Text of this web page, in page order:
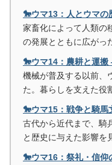
🐎ウマ13：人とウマ
家畜化によって人類の
の発展とともに広がっ
🐎ウマ14：農耕と運
機械が普及する以前、
た。暮らしを支えた役
🐎ウマ15：戦争と騎
古代から近代まで、騎
と歴史に与えた影響を
🐎ウマ16：祭礼・信